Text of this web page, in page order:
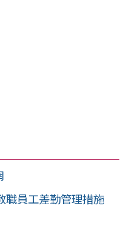
職員工差勤管理措施